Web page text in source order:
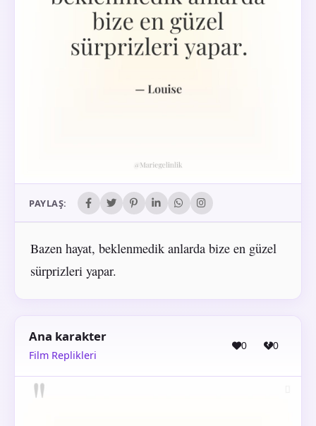
PAYLAŞ:
Bazen hayat, beklenmedik anlarda bize en güzel
sürprizleri yapar.
Ana karakter
Film Replikleri
0 0